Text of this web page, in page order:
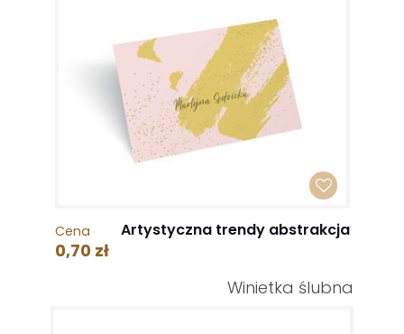
Cena
0,70 zł
Artystyczna trendy abstrakcja
Winietka ślubna